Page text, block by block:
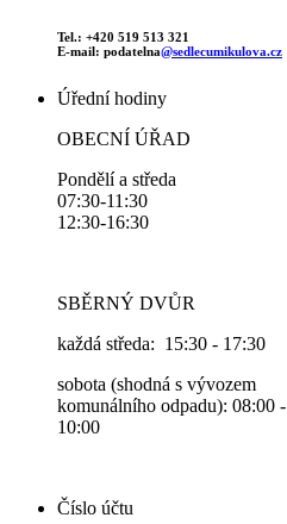
Tel.: +420 519 513 321
E-mail: podatelna@sedlecumikulova.cz
Úřední hodiny
OBECNÍ ÚŘAD
Pondělí a středa
07:30-11:30
12:30-16:30
SBĚRNÝ DVŮR
každá středa: 15:30 - 17:30
sobota (shodná s vývozem
komunálního odpadu): 08:00 -
10:00
Číslo účtu